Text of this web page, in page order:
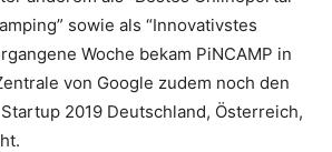
sowie als “Innovativstes
Woche bekam PiNCAMP in
von Google zudem noch den
2019 Deutschland, Österreich,